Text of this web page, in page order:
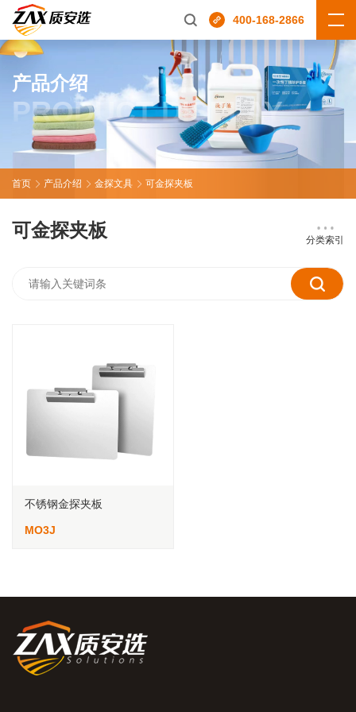
400-168-2866
产品介绍
PRODUCT DISPLAY
首页 产品介绍 金探文具 可金探夹板
可金探夹板 分类索引
不锈钢金探夹板
MO3J